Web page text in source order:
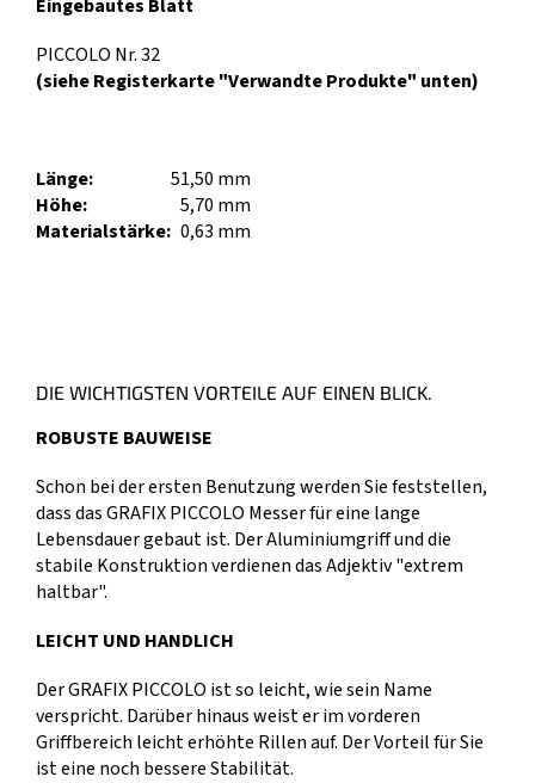
Eingebautes Blatt
PICCOLO Nr. 32
(siehe Registerkarte "Verwandte Produkte" unten)
Länge:
51,50 mm
Höhe:
5,70 mm
Materialstärke: 0,63 mm
DIE WICHTIGSTEN VORTEILE AUF EINEN BLICK.
ROBUSTE BAUWEISE
Schon bei der ersten Benutzung werden Sie feststellen,
dass das GRAFIX PICCOLO Messer für eine lange
Lebensdauer gebaut ist. Der Aluminiumgriff und die
stabile Konstruktion verdienen das Adjektiv "extrem
haltbar".
LEICHT UND HANDLICH
Der GRAFIX PICCOLO ist so leicht, wie sein Name
verspricht. Darüber hinaus weist er im vorderen
Griffbereich leicht erhöhte Rillen auf. Der Vorteil für Sie
ist eine noch bessere Stabilität.